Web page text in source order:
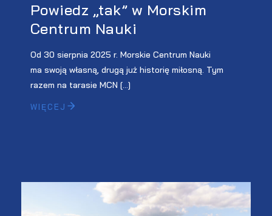
Powiedz „tak” w Morskim
Centrum Nauki
Od 30 sierpnia 2025 r. Morskie Centrum Nauki
ma swoją własną, drugą już historię miłosną. Tym
razem na tarasie MCN […]
WIĘCEJ